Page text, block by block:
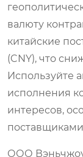
валюту
китайские
(CNY), что
Используйте
исполнения
интересов,
ООО